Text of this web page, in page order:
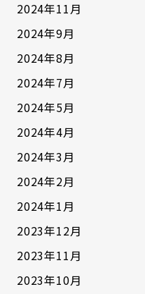
2024年11月
2024年9月
2024年8月
2024年7月
2024年5月
2024年4月
2024年3月
2024年2月
2024年1月
2023年12月
2023年11月
2023年10月